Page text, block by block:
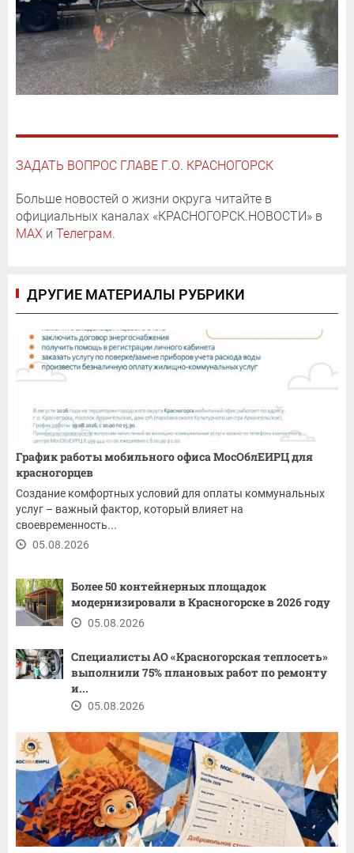
ЗАДАТЬ ВОПРОС ГЛАВЕ Г.О. КРАСНОГОРСК
Больше новостей о жизни округа читайте в
официальных каналах «КРАСНОГОРСК.НОВОСТИ» в
MAX и Телеграм.
ДРУГИЕ МАТЕРИАЛЫ РУБРИКИ
График работы мобильного офиса МосОблЕИРЦ для
красногорцев
Создание комфортных условий для оплаты коммунальных
услуг – важный фактор, который влияет на
своевременность...
05.08.2026
Более 50 контейнерных площадок
модернизировали в Красногорске в 2026 году
05.08.2026
Специалисты АО «Красногорская теплосеть»
выполнили 75% плановых работ по ремонту
и...
05.08.2026